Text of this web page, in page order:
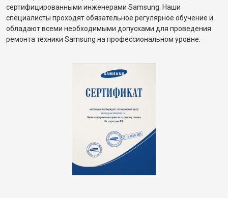
сертифицированными инженерами Samsung. Наши
специалисты проходят обязательное регулярное обучение и
обладают всеми необходимыми допусками для проведения
ремонта техники Samsung на профессиональном уровне.